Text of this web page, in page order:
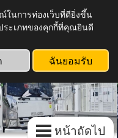
ยบรับจ้างทั่วไทย
หน้าถัดไป
นการท่องเว็บที่ดียิ่งขึ้น
ระเภทของคุกกี้ที่คุณยินดี
ฉันยอมรับ